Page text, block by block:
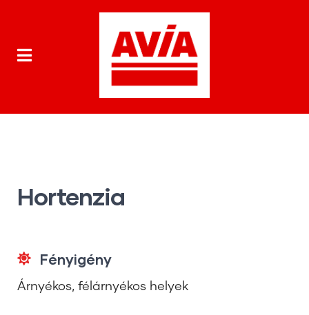
Hortenzia
Fényigény
Árnyékos, félárnyékos helyek